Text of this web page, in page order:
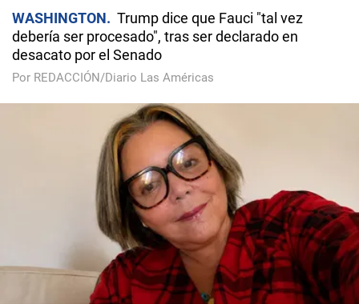
WASHINGTON
Trump dice que Fauci "tal vez
debería ser procesado", tras ser declarado en
desacato por el Senado
Por REDACCIÓN/Diario Las Américas